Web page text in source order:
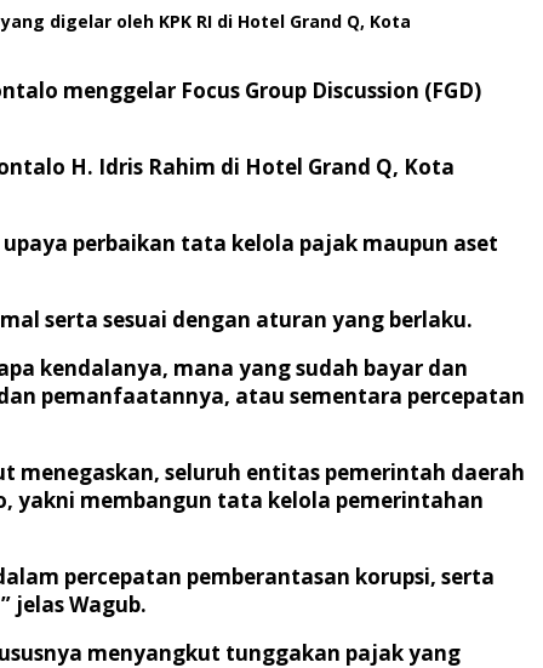
digelar oleh KPK RI di Hotel Grand Q, Kota
menggelar Focus Group Discussion (FGD)
H. Idris Rahim di Hotel Grand Q, Kota
perbaikan tata kelola pajak maupun aset
serta sesuai dengan aturan yang berlaku.
kendalanya, mana yang sudah bayar dan
pemanfaatannya, atau sementara percepatan
menegaskan, seluruh entitas pemerintah daerah
yakni membangun tata kelola pemerintahan
percepatan pemberantasan korupsi, serta
jelas Wagub.
menyangkut tunggakan pajak yang